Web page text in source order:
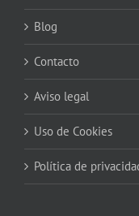
Blog
Contacto
Aviso legal
Uso de Cookies
Política de